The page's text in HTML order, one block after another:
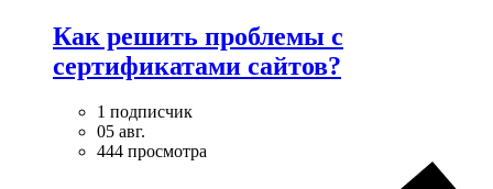
Как решить проблемы с
сертификатами сайтов?
1 подписчик
05 авг.
444 просмотра